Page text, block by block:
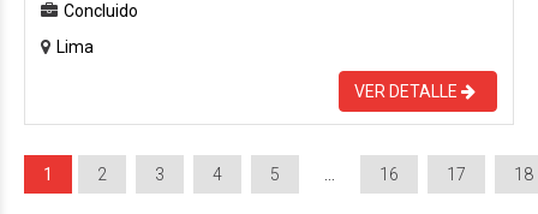
Concluido
Lima
VER DETALLE
1 2 3 4 5 16 17 18